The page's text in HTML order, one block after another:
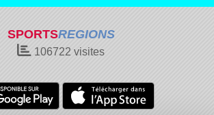
SPORTSREGIONS
106722 visites